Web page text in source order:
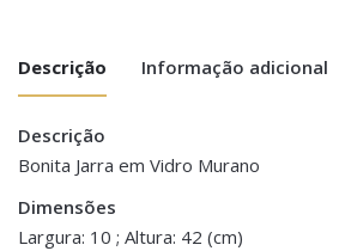
Descrição Informação adicional
Descrição
Bonita Jarra em Vidro Murano
Dimensões
Largura: 10 ; Altura: 42 (cm)
Peso 2 kg
Dimensões
There are no reviews yet.
Be the first to review
Murano – Branca”